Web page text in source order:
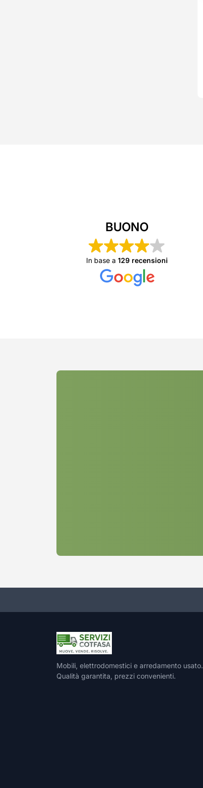
BUONO
In base a 129 recensioni
Mobili, elettrodomestici e arredamento usato.
Qualità garantita, prezzi convenienti.